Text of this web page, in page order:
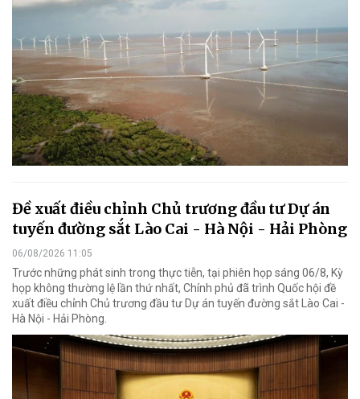
Đề xuất điều chỉnh Chủ trương đầu tư Dự án
tuyến đường sắt Lào Cai - Hà Nội - Hải Phòng
06/08/2026 11:05
Trước những phát sinh trong thực tiễn, tại phiên họp sáng 06/8, Kỳ
họp không thường lệ lần thứ nhất, Chính phủ đã trình Quốc hội đề
xuất điều chỉnh Chủ trương đầu tư Dự án tuyến đường sắt Lào Cai -
Hà Nội - Hải Phòng.